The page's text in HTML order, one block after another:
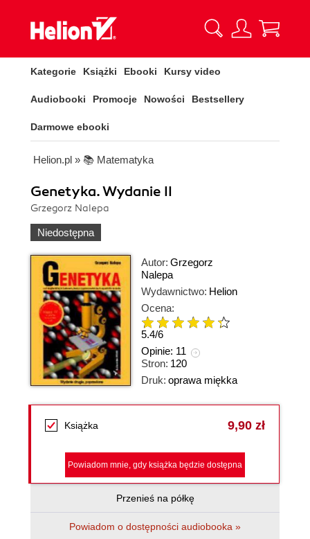
Kategorie Książki Ebooki Kursy video
Audiobooki Promocje Nowości Bestsellery
Darmowe ebooki
Helion.pl » 📚 Matematyka
Genetyka. Wydanie II
Grzegorz Nalepa
Niedostępna
Autor: Grzegorz
Nalepa
Wydawnictwo: Helion
Ocena:
5.4/6
Opinie: 11
Stron: 120
Druk: oprawa miękka
Książka 9,90 zł
Powiadom mnie, gdy książka będzie dostępna
Przenieś na półkę
Powiadom o dostępności audiobooka »